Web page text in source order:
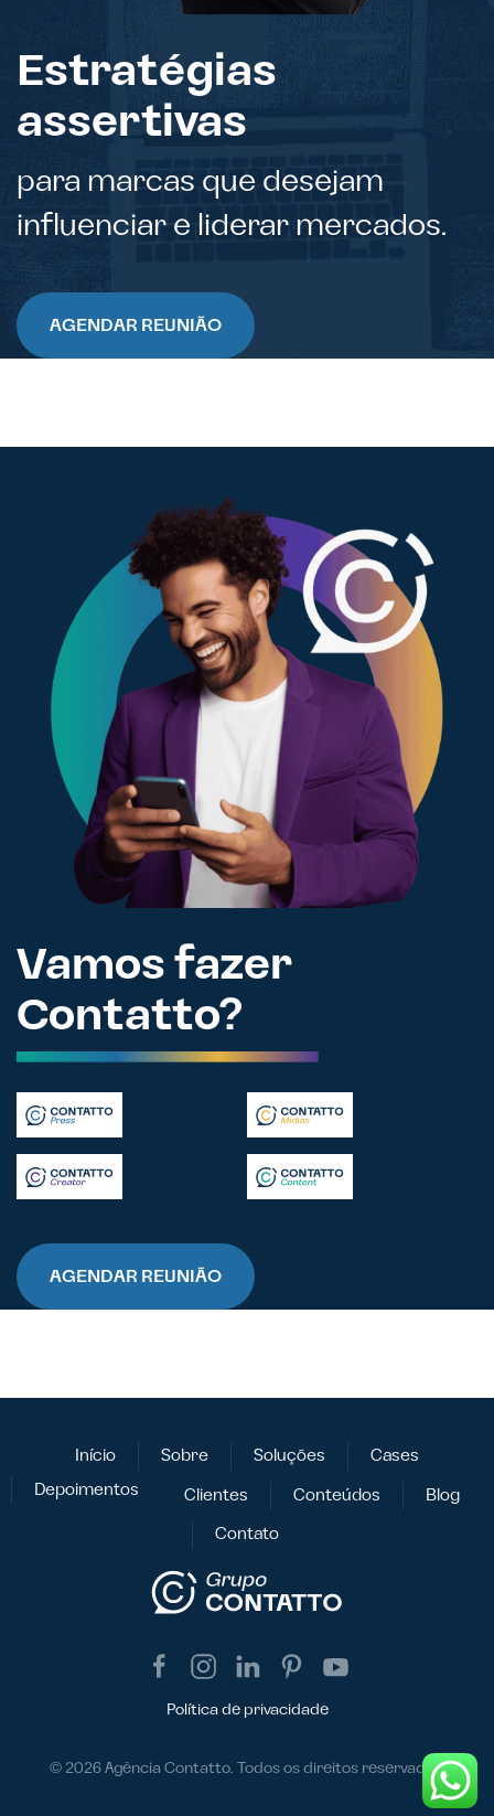
Estratégias
assertivas
para marcas que desejam
influenciar e liderar mercados.
AGENDAR REUNIÃO
Vamos fazer
Contatto?
AGENDAR REUNIÃO
Início Sobre Soluções
Cases
Depoimentos
Clientes Conteúdos
Blog
Contato
Política de privacidade
©2026Agência Contatto. Todos os direitos reservados.